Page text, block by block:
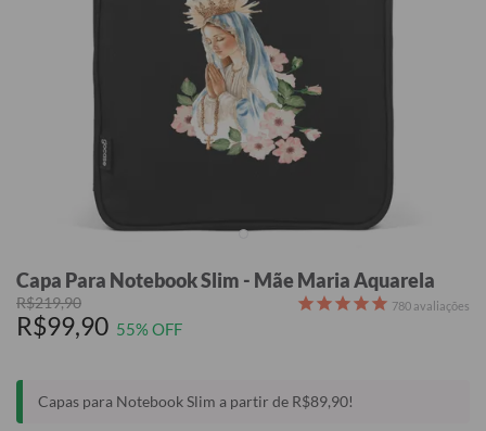
Capa Para Notebook Slim - Mãe Maria Aquarela
R$219,90
R$99,90 55% OFF
780 avaliações
Capas para Notebook Slim a partir de R$89,90!